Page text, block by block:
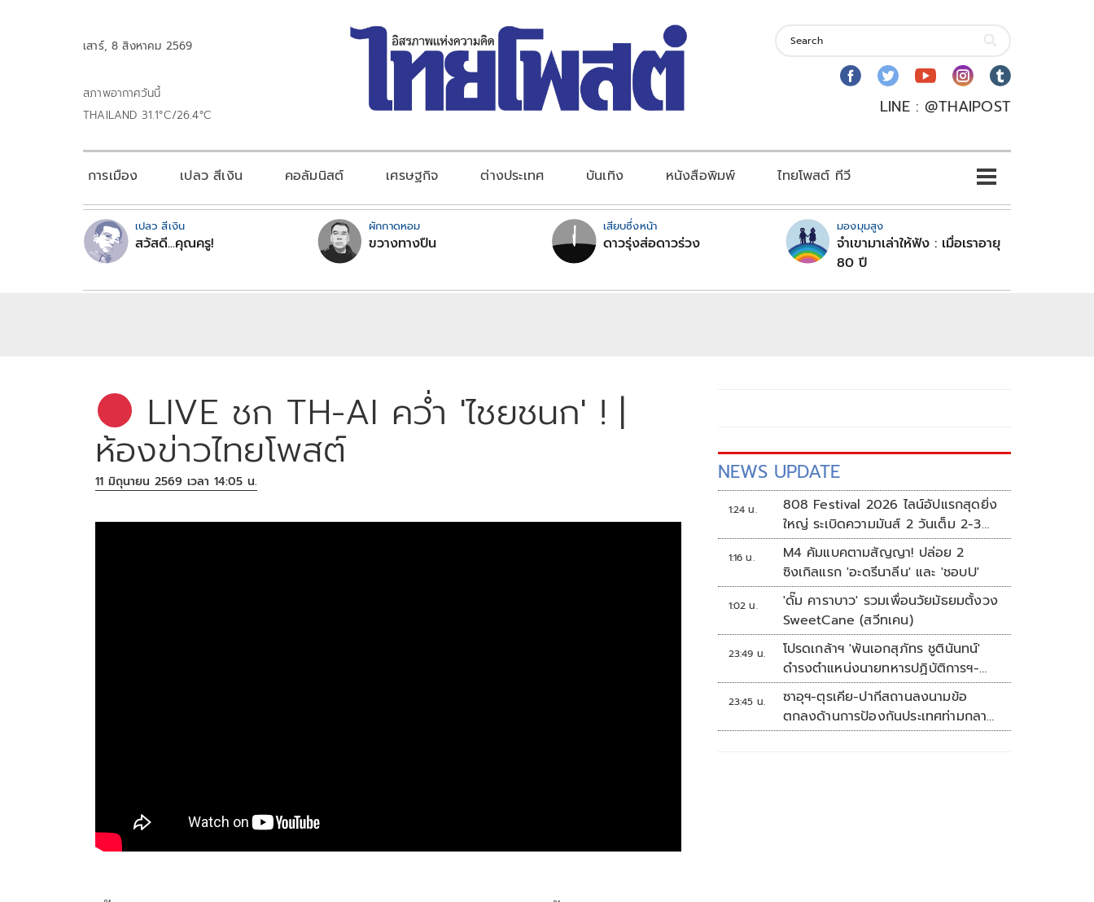
เสาร์, 8 สิงหาคม 2569
สภาพอากาศวันนี้
THAILAND 31.1°C/26.4°C
LINE : @THAIPOST
การเมือง เปลว สีเงิน คอลัมนิสต์ เศรษฐกิจ ต่างประเทศ บันเทิง หนังสือพิมพ์ ไทยโพสต์ ทีวี
เปลว สีเงิน
สวัสดี...คุณครู!
ผักกาดหอม
ขวางทางปืน
เสียบซึ่งหน้า
ดาวรุ่งส่อดาวร่วง
มองมุมสูง
จำเขามาเล่าให้ฟัง : เมื่อเราอายุ
80 ปี
LIVE ชก TH-AI คว่ำ 'ไชยชนก' ! |
ห้องข่าวไทยโพสต์
11 มิถุนายน 2569 เวลา 14:05 น. NEWS UPDATE
1:24 น.
808 Festival 2026 ไลน์อัปแรกสุดยิ่ง
ใหญ่ ระเบิดความมันส์ 2 วันเต็ม 2-3
ต.ค.นี้
1:16 น.
M4 คัมแบคตามสัญญา! ปล่อย 2
ซิงเกิลแรก 'อะดรีนาลีน' และ 'ชอบU'
1:02 น.
'ดั๊ม คาราบาว' รวมเพื่อนวัยมัธยมตั้งวง
SweetCane (สวีทเคน)
23:49 น.
โปรดเกล้าฯ 'พันเอกสุภัทร ชูตินันทน์'
ดำรงตำแหน่งนายทหารปฏิบัติการฯ-
พระราชทานยศ 'พลตรี'
23:45 น.
ซาอุฯ-ตุรเคีย-ปากีสถานลงนามข้อ
ตกลงด้านการป้องกันประเทศท่ามกลาง
สงครามในภูมิภาค